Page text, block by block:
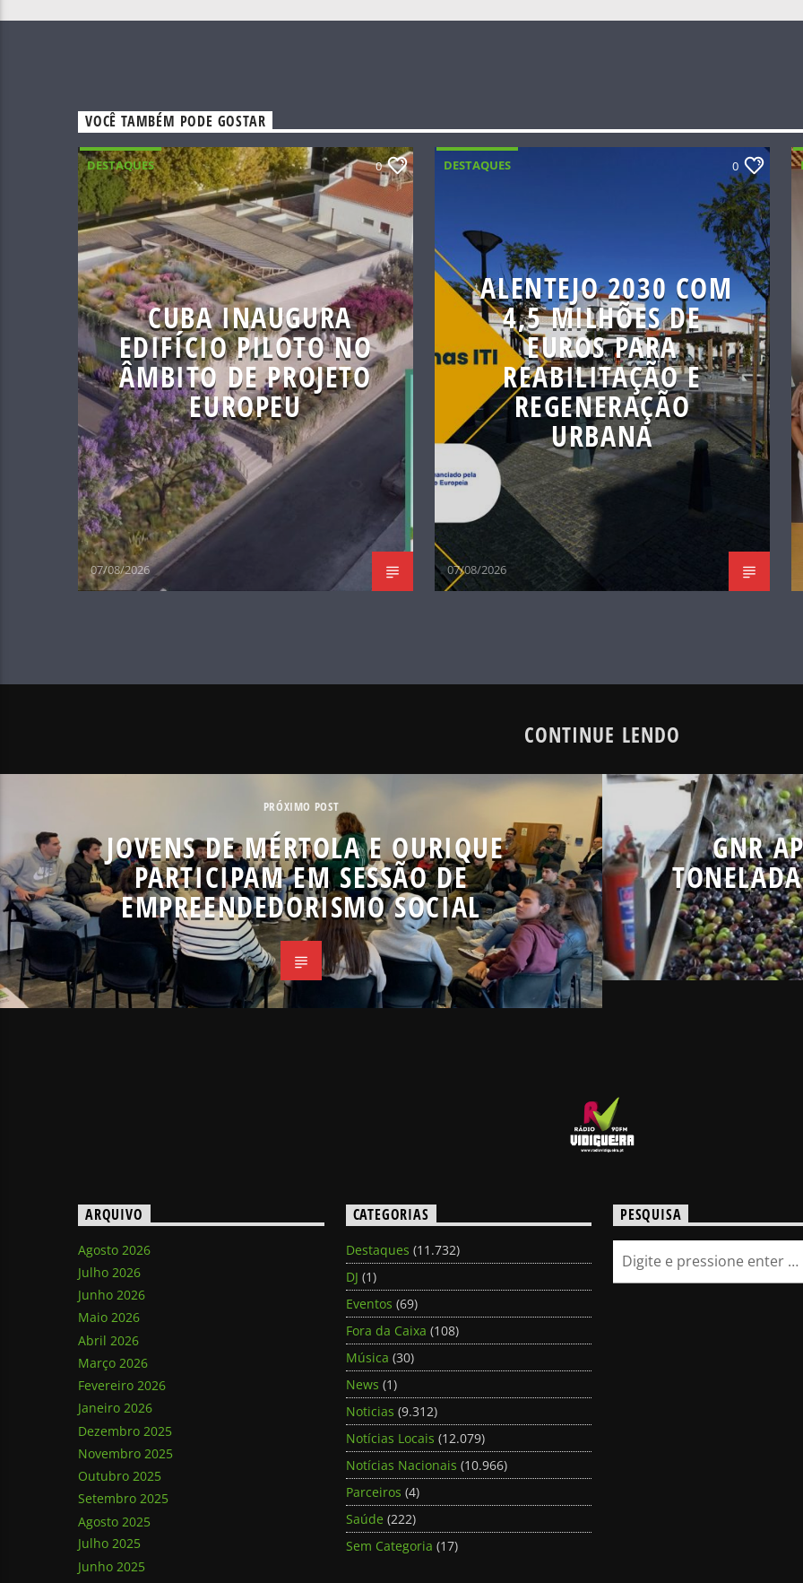
VOCÊ TAMBÉM PODE GOSTAR
DESTAQUES 0
CUBA INAUGURA
EDIFÍCIO PILOTO NO
ÂMBITO DE PROJETO
EUROPEU
07/08/2026
DESTAQUES 0
ALENTEJO 2030 COM
4,5 MILHÕES DE
EUROS PARA
REABILITAÇÃO E
REGENERAÇÃO
URBANA
07/08/2026
CONTINUE LENDO
PRÓXIMO POST
JOVENS DE MÉRTOLA E OURIQUE
PARTICIPAM EM SESSÃO DE
EMPREENDEDORISMO SOCIAL
GNR
ARQUIVO
Agosto 2026
Julho 2026
Junho 2026
Maio 2026
Abril 2026
Março 2026
Fevereiro 2026
Janeiro 2026
Dezembro 2025
Novembro 2025
Outubro 2025
Setembro 2025
Agosto 2025
Julho 2025
Junho 2025
CATEGORIAS
Destaques (11.732)
DJ (1)
Eventos (69)
Fora da Caixa (108)
Música (30)
News (1)
Noticias (9.312)
Notícias Locais (12.079)
Notícias Nacionais (10.966)
Parceiros (4)
Saúde (222)
Sem Categoria (17)
PESQUISA